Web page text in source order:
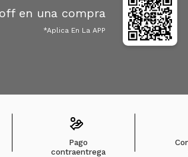
en una compra
*Aplica En La APP
Pago
contraentrega